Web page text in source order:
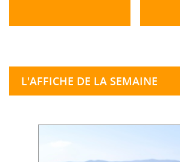
L'AFFICHE DE LA SEMAINE